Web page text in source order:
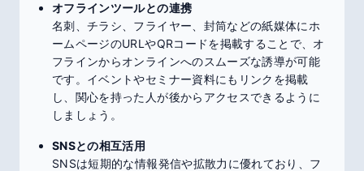
オフラインツールとの連携
名刺、チラシ、フライヤー、封筒などの紙媒体にホ
ームページのURLやQRコードを掲載することで、オ
フラインからオンラインへのスムーズな誘導が可能
です。イベントやセミナー資料にもリンクを掲載
し、関心を持った人が後からアクセスできるように
しましょう。
SNSとの相互活用
SNSは短期的な情報発信や拡散力に優れており、フ